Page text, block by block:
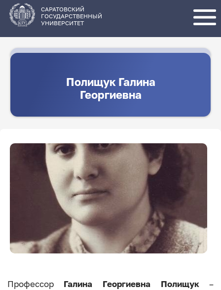
основному
содержанию
САРАТОВСКИЙ
ГОСУДАРСТВЕННЫЙ
УНИВЕРСИТЕТ
Полищук Галина
Георгиевна
Профессор Галина Георгиевна Полищук–